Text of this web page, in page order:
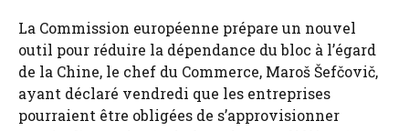
La Commission européenne prépare un nouvel
outil pour réduire la dépendance du bloc à l’égard
de la Chine, le chef du Commerce, Maroš Šefčovič,
ayant déclaré vendredi que les entreprises
pourraient être obligées de s’approvisionner